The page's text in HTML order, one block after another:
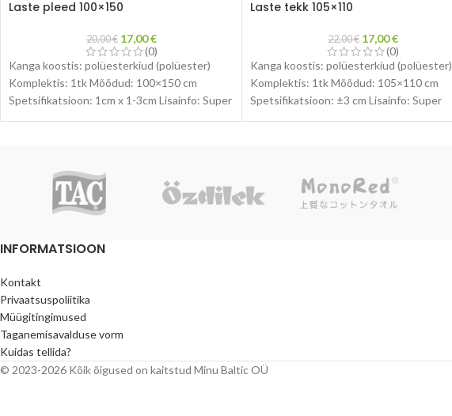
Laste pleed 100×150
20,00€ 17,00€
(0)
Kanga koostis: polüesterkiud (polüester)
Komplektis: 1tk Mõõdud: 100×150 cm
Spetsifikatsioon: 1cm x 1-3cm Lisainfo: Super
Laste tekk 105×110
22,00€ 17,00€
(0)
Kanga koostis: polüesterkiud (polüester)
Komplektis: 1tk Mõõdud: 105×110 cm
Spetsifikatsioon: ±3 cm Lisainfo: Super
INFORMATSIOON
Kontakt
Privaatsuspoliitika
Müügitingimused
Taganemisavalduse vorm
Kuidas tellida?
© 2023-2026 Kõik õigused on kaitstud Minu Baltic OÜ